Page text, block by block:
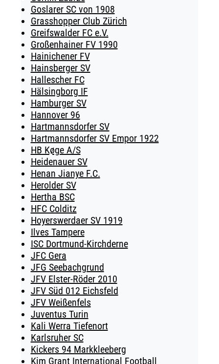
Goslarer SC von 1908
Grasshopper Club Zürich
Greifswalder FC e.V.
Großenhainer FV 1990
Hainichener FV
Hainsberger SV
Hallescher FC
Hälsingborg IF
Hamburger SV
Hannover 96
Hartmannsdorfer SV
Hartmannsdorfer SV Empor 1922
HB Køge A/S
Heidenauer SV
Henan Jianye F.C.
Herolder SV
Hertha BSC
HFC Colditz
Hoyerswerdaer SV 1919
Ilves Tampere
ISC Dortmund-Kirchderne
JFC Gera
JFG Seebachgrund
JFV Elster-Röder 2010
JFV Süd 012 Eichsfeld
JFV Weißenfels
Juventus Turin
Kali Werra Tiefenort
Karlsruher SC
Kickers 94 Markkleeberg
Kim Grant International Football